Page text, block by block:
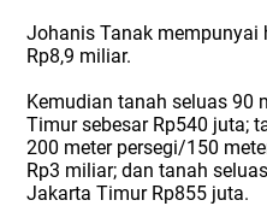
Johanis Tanak mempunyai
Rp8,9 miliar.
Kemudian tanah seluas 90
Timur sebesar Rp540 juta;
200 meter persegi/150
Rp3 miliar; dan tanah
Jakarta Timur Rp855 juta.